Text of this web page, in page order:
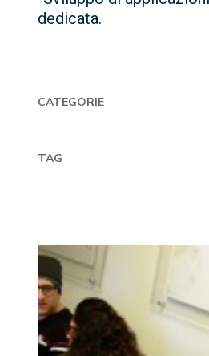
dedicata.
CATEGORIE
TAG